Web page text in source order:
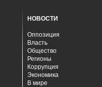
НОВОСТИ
Оппозиция
Власть
Общество
Регионы
Коррупция
Экономика
В мире